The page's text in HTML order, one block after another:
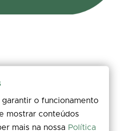
o funcionamento
mostrar conteúdos
mais na nossa Política